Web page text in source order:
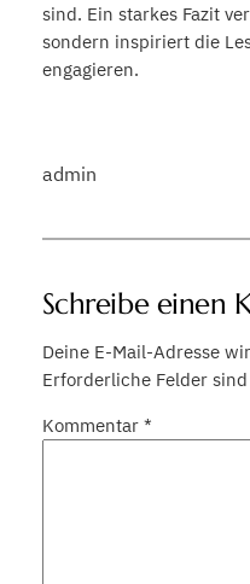
sind. Ein starkes Fazit
sondern inspiriert die
engagieren.
admin
Schreibe einen
Deine E-Mail-Adresse
Erforderliche Felder
Kommentar *